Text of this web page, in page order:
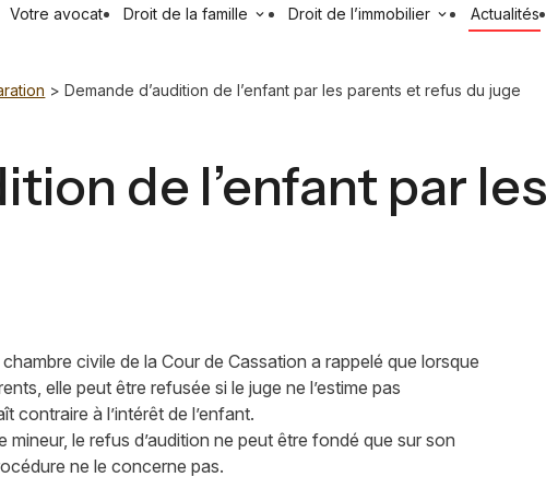
Votre avocat Droit de la famille Droit de l’immobilier Actualités
> Demande d’audition de l’enfant par les parents et refus du juge
de l’enfant par
civile de la Cour de Cassation a rappelé que lorsque
elle peut être refusée si le juge ne l’estime pas
contraire à l’intérêt de l’enfant.
le refus d’audition ne peut être fondé que sur son
ne le concerne pas.